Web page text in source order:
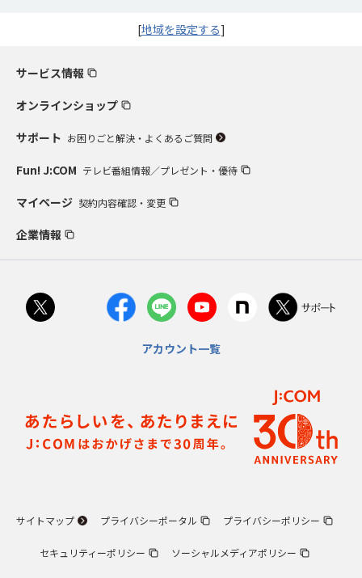
[地域を設定する]
サービス情報
オンラインショップ
サポート お困りごと解決・よくあるご質問
Fun! J:COM テレビ番組情報／プレゼント・優待
マイページ 契約内容確認・変更
企業情報
アカウント一覧
サイトマップ プライバシーポータル プライバシーポリシー
セキュリティーポリシー ソーシャルメディアポリシー